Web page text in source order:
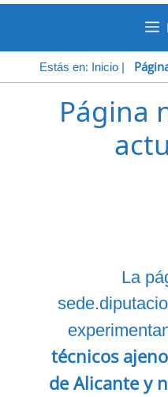
Estás en: Inicio |
Página
La
técnicos
de Alicante y